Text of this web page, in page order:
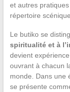
et autres
répertoire scénique.
Le butiko se
spiritualité et à
devient
ouvrant à chacun
monde. Dans une
se présente